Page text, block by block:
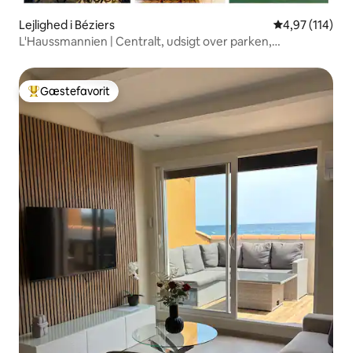
Lejlighed i Béziers 4,97 ud af 5 i
4,97 (114)
L'Haussmannien | Centralt, udsigt over parken,
Bedste gæstefavorit
Gæstefavorit